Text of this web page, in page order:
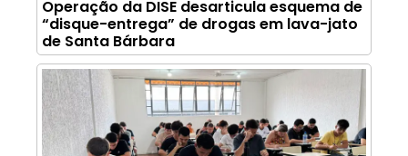
Operação da DISE desarticula esquema de
“disque-entrega” de drogas em lava-jato
de Santa Bárbara